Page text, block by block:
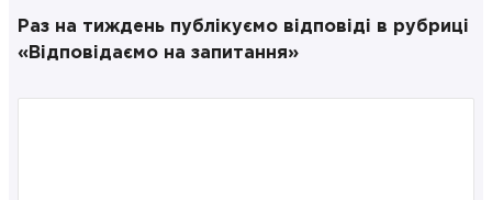
Раз на тиждень публікуємо відповіді в рубриці
«Відповідаємо на запитання»